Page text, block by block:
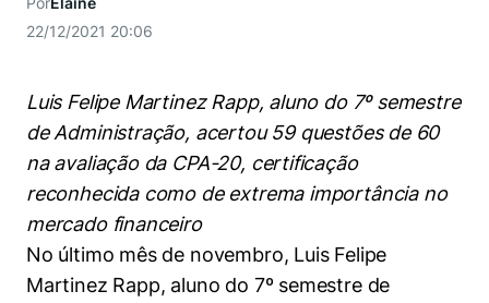
Todas as Engenharias
Engenharia de Computação
Engenharia de Produção
Engenharia Mecânica
Direito
Prêmio Duda Ermírio de Moraes
Como funciona
Resolução Eficaz de Problemas
Oportunidade de Negócios
Women in Action
Sala de Imprensa
Biblioteca Telles
Pesquisa na Graduação
Seminários Acadêmicos
Comitê de Ética em Pesquisa
Notícias
Instagram
Linkedin
Engenharia e Ciência da Computação
Prêmios de Excelência
Ensino e aprendizagem
Fale Conosco
Visite o Insper
Canal de Ética
Ouvidoria
Portal da Privacidade
22/12/2021 20:06
Luis Felipe Martinez Rapp, aluno do 7º semestre
de Administração, acertou 59 questões de 60
na avaliação da CPA-20, certificação
reconhecida como de extrema importância no
mercado financeiro
No último mês de novembro, Luis Felipe
Martinez Rapp, aluno do 7º semestre de